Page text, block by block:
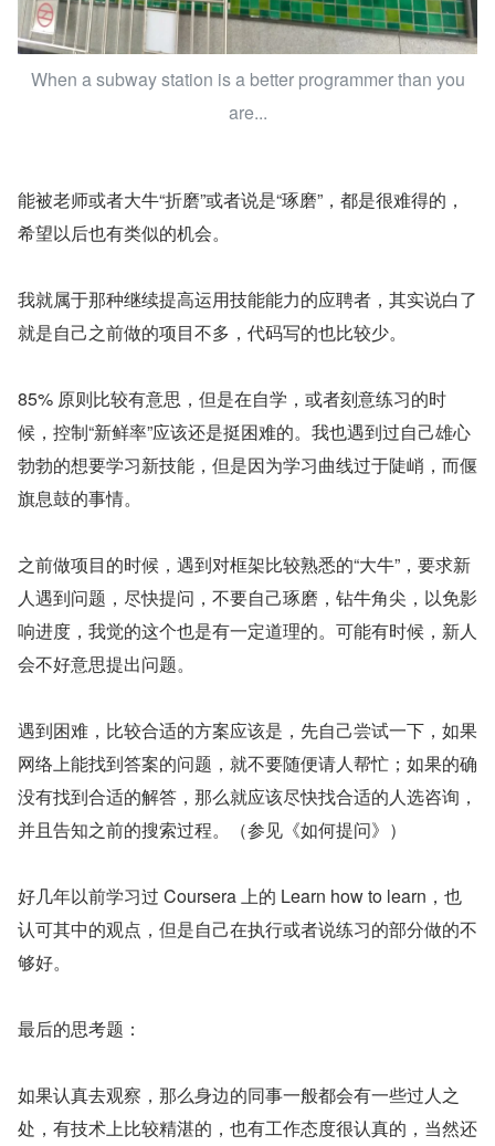
When a subway station is a better programmer than you
are...
能被老师或者大牛“折磨”或者说是“琢磨”，都是很难得的，
希望以后也有类似的机会。
我就属于那种继续提高运用技能能力的应聘者，其实说白了
就是自己之前做的项目不多，代码写的也比较少。
85% 原则比较有意思，但是在自学，或者刻意练习的时
候，控制“新鲜率”应该还是挺困难的。我也遇到过自己雄心
勃勃的想要学习新技能，但是因为学习曲线过于陡峭，而偃
旗息鼓的事情。
之前做项目的时候，遇到对框架比较熟悉的“大牛”，要求新
人遇到问题，尽快提问，不要自己琢磨，钻牛角尖，以免影
响进度，我觉的这个也是有一定道理的。可能有时候，新人
会不好意思提出问题。
遇到困难，比较合适的方案应该是，先自己尝试一下，如果
网络上能找到答案的问题，就不要随便请人帮忙；如果的确
没有找到合适的解答，那么就应该尽快找合适的人选咨询，
并且告知之前的搜索过程。（参见《如何提问》）
好几年以前学习过 Coursera 上的 Learn how to learn，也
认可其中的观点，但是自己在执行或者说练习的部分做的不
够好。
最后的思考题：
如果认真去观察，那么身边的同事一般都会有一些过人之
处，有技术上比较精湛的，也有工作态度很认真的，当然还